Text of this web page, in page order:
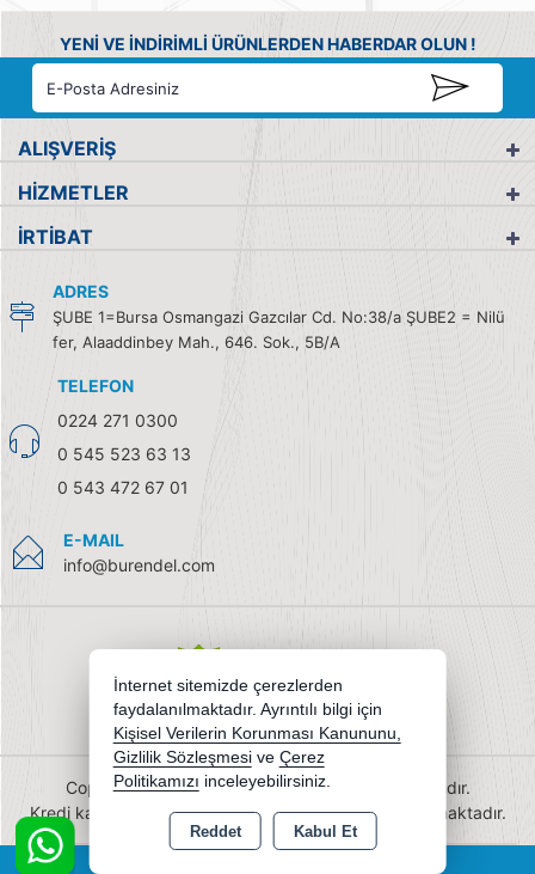
YENİ VE İNDİRİMLİ ÜRÜNLERDEN HABERDAR OLUN !
ALIŞVERİŞ
HİZMETLER
İRTİBAT
ADRES
ŞUBE 1=Bursa Osmangazi Gazcılar Cd. No:38/a ŞUBE2 = Nilü
fer, Alaaddinbey Mah., 646. Sok., 5B/A
TELEFON
0224 271 0300
0 545 523 63 13
0 543 472 67 01
E-MAIL
info@burendel.com
Copyright 2026 burendel.com - Tüm hakları saklıdır.
Kredi kartı bilgileriniz 256bit SSL sertifikası ile korunmaktadır.
İnternet sitemizde çerezlerden
faydalanılmaktadır. Ayrıntılı bilgi için
Kişisel Verilerin Korunması Kanununu,
Gizlilik Sözleşmesi ve Çerez
Politikamızı inceleyebilirsiniz.
Reddet Kabul Et